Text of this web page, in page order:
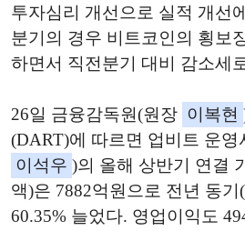
투자심리 개선으로 실적 개선
분기의 경우 비트코인의 횡보
하면서 직전분기 대비 감소세
26일 금융감독원(원장 이복현
(DART)에 따르면 업비트 운영
이석우 )의 올해 상반기 연결
액)은 7882억원으로 전년 동기
60.35% 늘었다. 영업이익도